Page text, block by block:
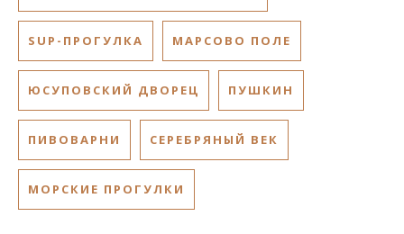
SUP-ПРОГУЛКА МАРСОВО ПОЛЕ
ЮСУПОВСКИЙ ДВОРЕЦ ПУШКИН
ПИВОВАРНИ СЕРЕБРЯНЫЙ ВЕК
МОРСКИЕ ПРОГУЛКИ